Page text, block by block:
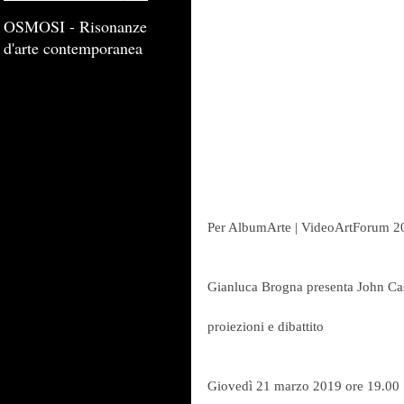
Per AlbumArte | VideoArtForum
Gianluca Brogna presenta John
proiezioni e dibattito
Giovedì 21 marzo 2019 ore 19.00
OSMOSI - Risonanze
d'arte contemporanea